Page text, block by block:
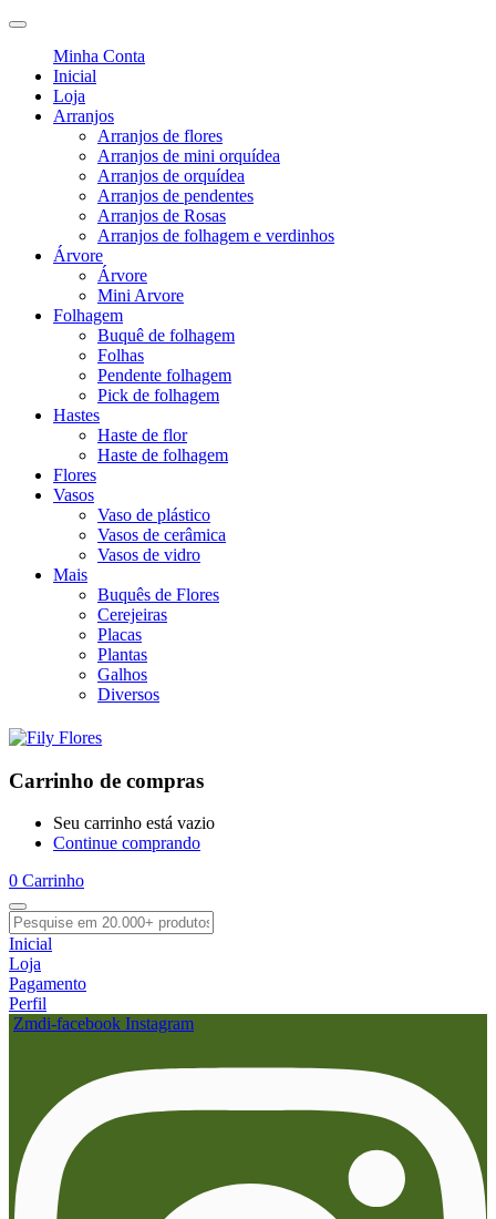
Minha Conta
Inicial
Loja
Arranjos
Arranjos de flores
Arranjos de mini orquídea
Arranjos de orquídea
Arranjos de pendentes
Arranjos de Rosas
Arranjos de folhagem e verdinhos
Árvore
Árvore
Mini Arvore
Folhagem
Buquê de folhagem
Folhas
Pendente folhagem
Pick de folhagem
Hastes
Haste de flor
Haste de folhagem
Flores
Vasos
Vaso de plástico
Vasos de cerâmica
Vasos de vidro
Mais
Buquês de Flores
Cerejeiras
Placas
Plantas
Galhos
Diversos
Carrinho de compras
Seu carrinho está vazio
Continue comprando
0 Carrinho
Inicial
Loja
Pagamento
Perfil
Zmdi-facebook Instagram